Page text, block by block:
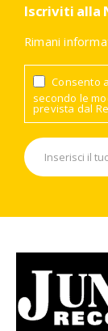
Iscriviti alla
Rimani
Consento
secondo le
prevista dal